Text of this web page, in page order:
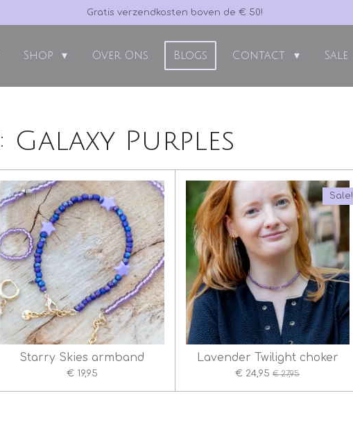
Gratis verzendkosten boven de € 50!
Shop Over Ons Blogs Contact Sale
Galaxy Purples
Starry Skies armband
€ 19,95
Sale!
Lavender Twilight choker
€ 24,95 € 27,95